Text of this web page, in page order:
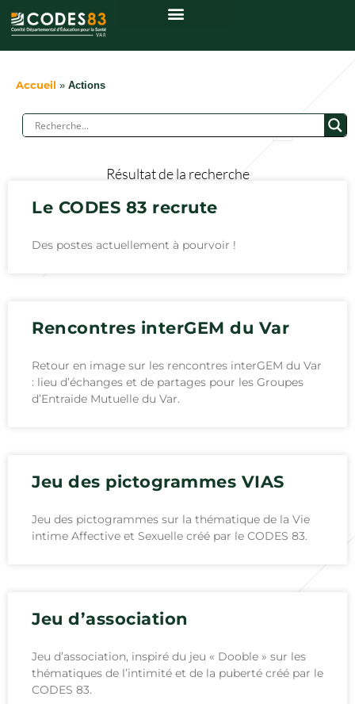
Accueil » Actions
Résultat de la recherche
Le CODES 83 recrute
Des postes actuellement à pourvoir !
Rencontres interGEM du Var
Retour en image sur les rencontres interGEM du Var
: lieu d’échanges et de partages pour les Groupes
d’Entraide Mutuelle du Var.
Jeu des pictogrammes VIAS
Jeu des pictogrammes sur la thématique de la Vie
intime Affective et Sexuelle créé par le CODES 83.
Jeu d’association
Jeu d’association, inspiré du jeu « Dooble » sur les
thématiques de l’intimité et de la puberté créé par le
CODES 83.